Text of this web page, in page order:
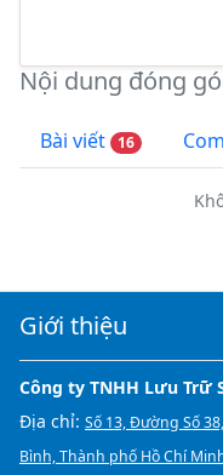
Nội dung đóng
Bài viết 16
Giới thiệu
Công ty TNHH Lưu Trữ
Địa chỉ: Số 13, Đường Số
Bình, Thành phố Hồ Chí